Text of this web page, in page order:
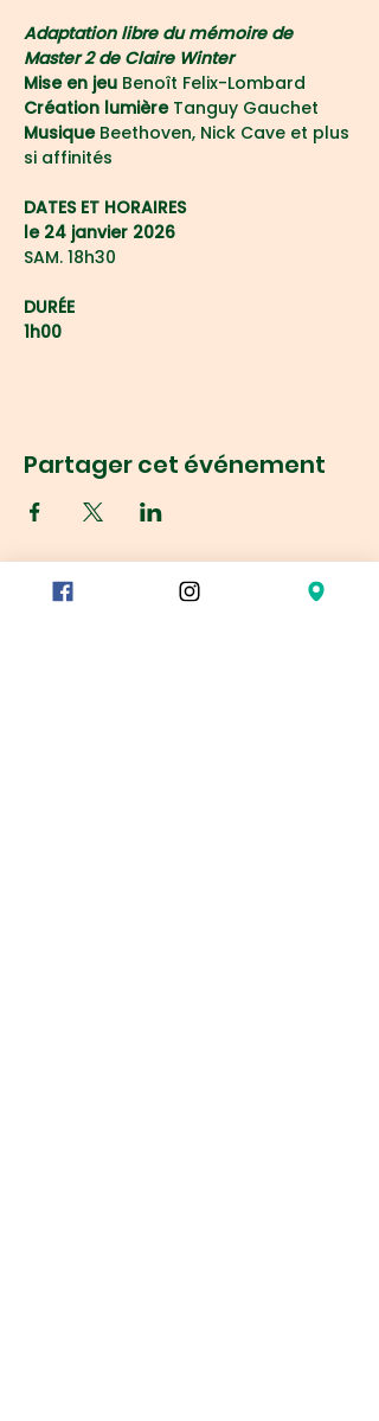
Adaptation libre du mémoire de
Master 2 de Claire Winter
Mise en jeu Benoît Felix-Lombard
Création lumière Tanguy Gauchet
Musique Beethoven, Nick Cave et plus
si affinités
DATES ET HORAIRES
le 24 janvier 2026
SAM. 18h30
DURÉE
1h00
Partager cet événement